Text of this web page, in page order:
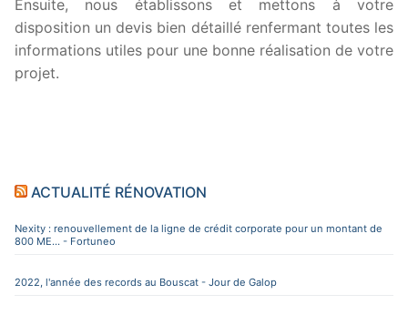
Ensuite, nous établissons et mettons à votre
disposition un devis bien détaillé renfermant toutes les
informations utiles pour une bonne réalisation de votre
projet.
ACTUALITÉ RÉNOVATION
Nexity : renouvellement de la ligne de crédit corporate pour un montant de
800 ME... - Fortuneo
2022, l'année des records au Bouscat - Jour de Galop